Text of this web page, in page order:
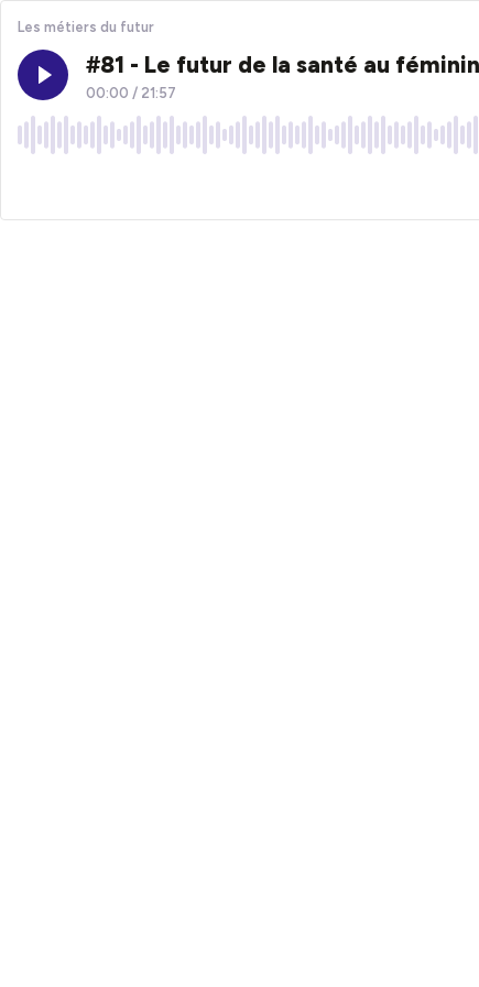
Les métiers du futur
#81 - Le futur de la santé au
00:00 / 21:57